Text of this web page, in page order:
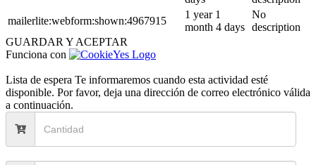
mailerlite:webform:shown:4967915
1 year 1
month 4 days
No
description
GUARDAR Y ACEPTAR
Funciona con
Lista de espera Te informaremos cuando esta actividad esté
disponible. Por favor, deja una dirección de correo electrónico válida
a continuación.